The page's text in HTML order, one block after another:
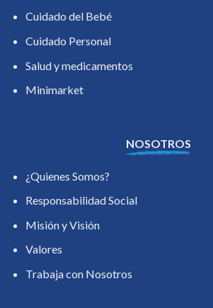
Cuidado del Bebé
Cuidado Personal
Salud y medicamentos
Minimarket
NOSOTROS
¿Quienes Somos?
Responsabilidad Social
Misión y Visión
Valores
Trabaja con Nosotros